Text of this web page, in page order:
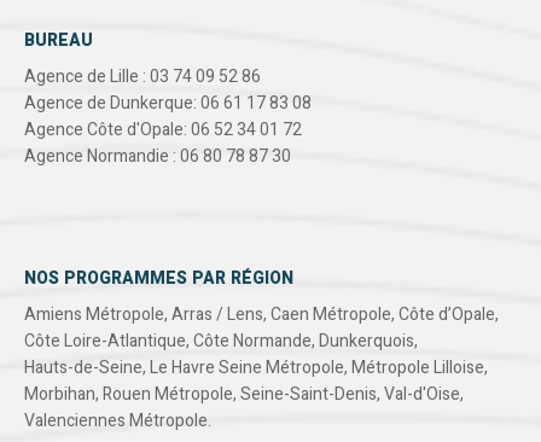
BUREAU
Agence de Lille : 03 74 09 52 86
Agence de Dunkerque: 06 61 17 83 08
Agence Côte d'Opale: 06 52 34 01 72
Agence Normandie : 06 80 78 87 30
NOS PROGRAMMES PAR RÉGION
Amiens Métropole,Arras / Lens,Caen Métropole,Côte d’Opale,
Côte Loire-Atlantique,Côte Normande,Dunkerquois,
Hauts-de-Seine,Le Havre Seine Métropole,Métropole Lilloise,
Morbihan,Rouen Métropole,Seine-Saint-Denis,Val-d'Oise,
Valenciennes Métropole.